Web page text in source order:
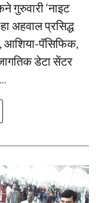
गुरुवारी ‘नाइट
अहवाल प्रसिद्ध
आशिया-पॅसिफिक,
डेटा सेंटर